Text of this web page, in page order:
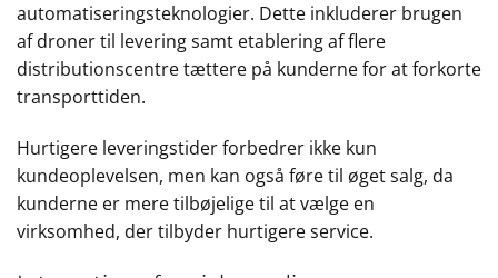
automatiseringsteknologier. Dette inkluderer brugen
af droner til levering samt etablering af flere
distributionscentre tættere på kunderne for at forkorte
transporttiden.
Hurtigere leveringstider forbedrer ikke kun
kundeoplevelsen, men kan også føre til øget salg, da
kunderne er mere tilbøjelige til at vælge en
virksomhed, der tilbyder hurtigere service.